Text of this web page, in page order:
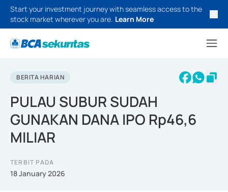
Start your investment journey with seamless access to the
stock market wherever you are. Learn More
BERITA HARIAN
PULAU SUBUR SUDAH
GUNAKAN DANA IPO Rp46,6
MILIAR
TERBIT PADA
18 January 2026